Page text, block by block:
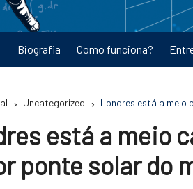
Biografia Como funciona?
Uncategorized Londres está a meio
está a meio
ponte solar do